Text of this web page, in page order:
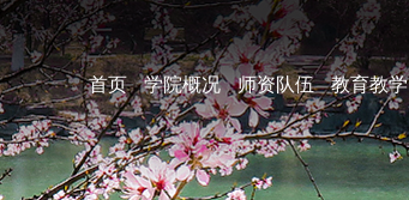
首页 学院概况 师资队伍 教育教学